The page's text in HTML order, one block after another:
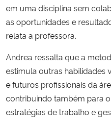
em uma disciplina sem
as oportunidades e
relata a professora.
Andrea ressalta que a
estimula outras habilidades
e futuros profissionais da
contribuindo também para
estratégias de trabalho e